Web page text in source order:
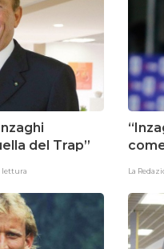
del Trap”
lettura La